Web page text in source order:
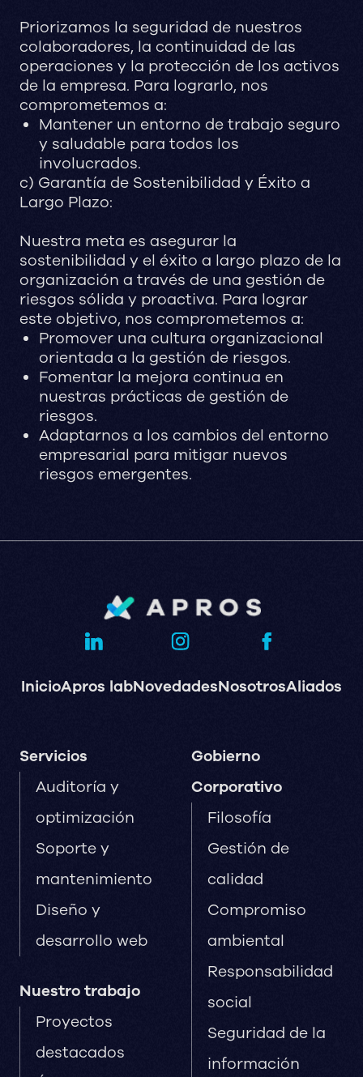
Priorizamos la seguridad de nuestros
colaboradores, la continuidad de las
operaciones y la protección de los activos
de la empresa. Para lograrlo, nos
comprometemos a:
Mantener un entorno de trabajo seguro
y saludable para todos los
involucrados.
c) Garantía de Sostenibilidad y Éxito a
Largo Plazo:
Nuestra meta es asegurar la
sostenibilidad y el éxito a largo plazo de la
organización a través de una gestión de
riesgos sólida y proactiva. Para lograr
este objetivo, nos comprometemos a:
Promover una cultura organizacional
orientada a la gestión de riesgos.
Fomentar la mejora continua en
nuestras prácticas de gestión de
riesgos.
Adaptarnos a los cambios del entorno
empresarial para mitigar nuevos
riesgos emergentes.
InicioApros labNovedadesNosotrosAliados
Servicios
Auditoría y
optimización
Soporte y
mantenimiento
Diseño y
desarrollo web
Nuestro trabajo
Proyectos
destacados
Gobierno
Corporativo
Filosofía
Gestión de
calidad
Compromiso
ambiental
Responsabilidad
social
Seguridad de la
información